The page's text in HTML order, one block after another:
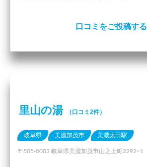
口コミをご投稿する
里山の湯 （口コミ2件）
岐阜県 美濃加茂市 美濃太田駅
〒505-0003 岐阜県美濃加茂市山之上町2292−1